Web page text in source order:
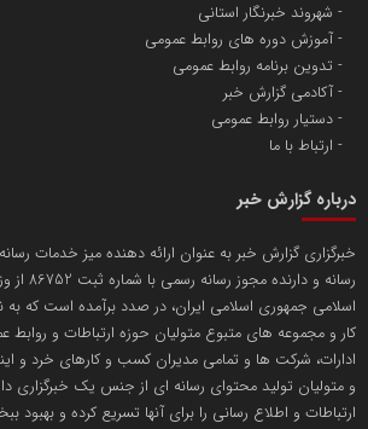
پایگاه اطلاع رسانی اعتلای نهادهای مردمی
پایگاه اطلاع رسانی دریا و نفت
تریبون
انتشار گسترده محتوا در رسانه گزارش خبر
مسعودصادقی
محمدعلی کرمعلی
شهروند خبرنگار استانی
آموزش دوره های روابط عمومی
تدوین برنامه روابط عمومی
آکادمی گزارش خبر
دستیار روابط عمومی
ارتباط با ما
درباره گزارش خبر
خبرگزاری گزارش خبر به عنوان ارائه دهنده میز خدمات
رسانه و
اسلامی جمهوری اسلامی ایران، در صدد برآمده است که
کار و مجموعه های متبوع متولیان حوزه ارتباطات و روابط
ادارات، شرکت ها و تمامی مدیران کسب و کارهای خرد و
و متولیان تولید محتوای رسانه ای از جنس یک خبرگزاری
ارتباطات و اطلاع رسانی را برای آنها تسریع کرده و بهبود